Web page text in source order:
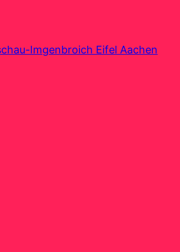
Imgenbroich Eifel Aachen